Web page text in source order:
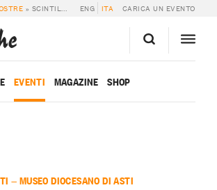
» SCINTILLE D’ARGENTO: VIAGGIO NELL’OREFICERIA SACRA DELLA DIOCESI DI ASTI ENG ITA CARICA UN EVENTO
EVENTI MAGAZINE SHOP
— MUSEO DIOCESANO DI ASTI